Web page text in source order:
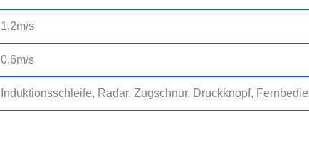
1,2m/s
0,6m/s
Induktionsschleife, Radar, Zugschnur, Druckknopf,